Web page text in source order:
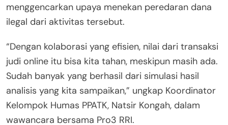
menggencarkan upaya menekan peredaran dana
ilegal dari aktivitas tersebut.
“Dengan kolaborasi yang efisien, nilai dari transaksi
judi online itu bisa kita tahan, meskipun masih ada.
Sudah banyak yang berhasil dari simulasi hasil
analisis yang kita sampaikan,” ungkap Koordinator
Kelompok Humas PPATK, Natsir Kongah, dalam
wawancara bersama Pro3 RRI.